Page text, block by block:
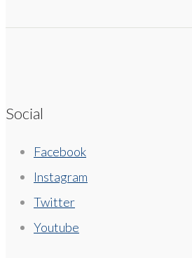
Social
Facebook
Instagram
Twitter
Youtube